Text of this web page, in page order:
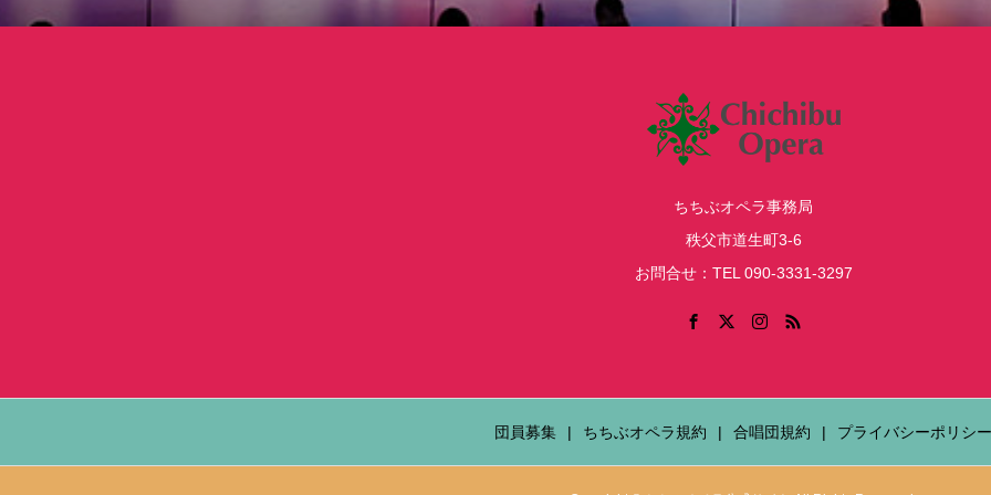
ちちぶオペラ事務局
秩父市道生町3-6
お問合せ：TEL 090-3331-3297
団員募集 ちちぶオペラ規約 合唱団規約 プライバシーポリシー